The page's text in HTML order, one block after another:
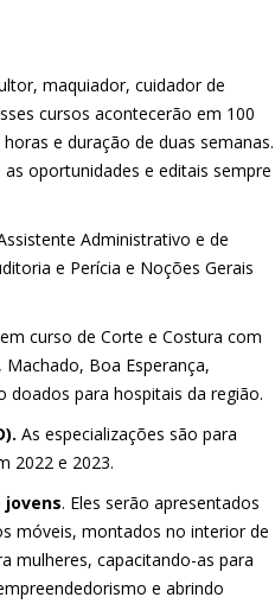
maquiador, cuidador de
cursos acontecerão em 100
e duração de duas semanas.
oportunidades e editais sempre
Administrativo e de
e Perícia e Noções Gerais
curso de Corte e Costura com
Boa Esperança,
doados para hospitais da região.
As especializações são para
2022 e 2023.
jovens. Eles serão apresentados
móveis, montados no interior de
mulheres, capacitando-as para
e abrindo